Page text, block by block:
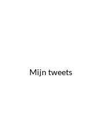
Mijn tweets